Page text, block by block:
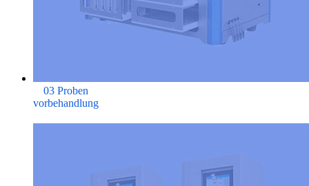
03 Proben
vorbehandlung